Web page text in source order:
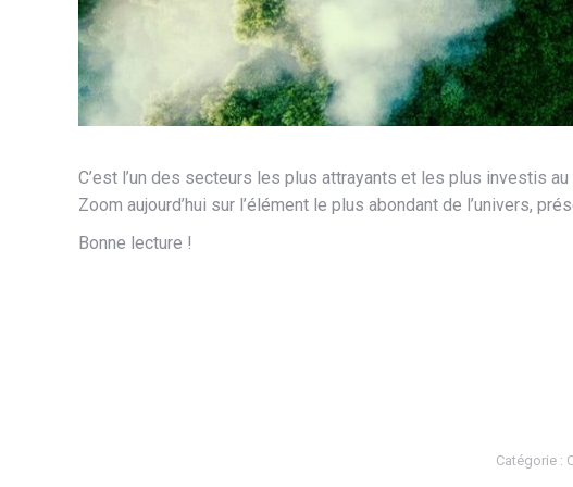
C’est l’un des secteurs les plus attrayants et les plus investis au
Zoom aujourd’hui sur l’élément le plus abondant de l’univers,
Bonne lecture !
Catégorie :